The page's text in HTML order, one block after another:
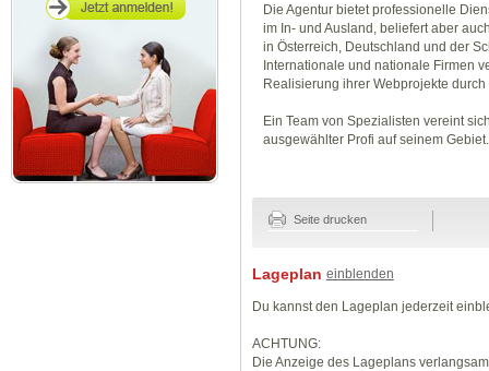
Die Agentur bietet professionelle
im In- und Ausland, beliefert aber
in Österreich, Deutschland und der
Internationale und nationale Firmen
Realisierung ihrer Webprojekte
Ein Team von Spezialisten vereint
ausgewählter Profi auf seinem Gebiet.
Seite drucken
Lageplan einblenden
Du kannst den Lageplan jederzeit
ACHTUNG:
Die Anzeige des Lageplans